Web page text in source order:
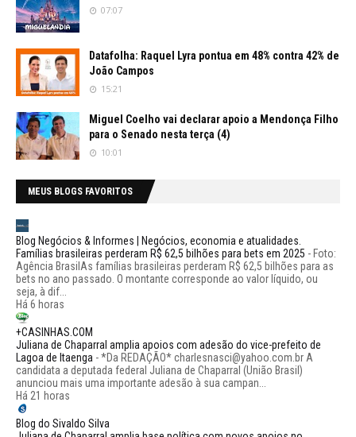
07:07
Datafolha: Raquel Lyra pontua em 48% contra 42% de
João Campos
15:21
Miguel Coelho vai declarar apoio a Mendonça Filho
para o Senado nesta terça (4)
10:01
MEUS BLOGS FAVORITOS
Blog Negócios & Informes | Negócios, economia e atualidades.
Famílias brasileiras perderam R$ 62,5 bilhões para bets em 2025 - Foto:
Agência BrasilAs famílias brasileiras perderam R$ 62,5 bilhões para as
bets no ano passado. O montante corresponde ao valor líquido, ou
seja, à dif...
Há 6 horas
+CASINHAS.COM
Juliana de Chaparral amplia apoios com adesão do vice-prefeito de
Lagoa de Itaenga -*Da REDAÇÃO* charlesnasci@yahoo.com.br A
candidata a deputada federal Juliana de Chaparral (União Brasil)
anunciou mais uma importante adesão à sua campan...
Há 21 horas
Blog do Sivaldo Silva